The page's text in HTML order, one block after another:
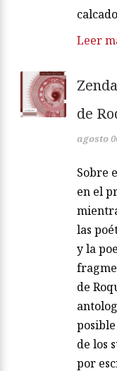
Leer
de
agosto
Sobre
en el
las
y la
de
de los
por